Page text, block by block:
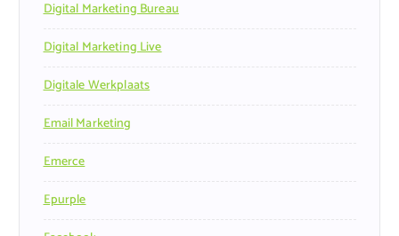
Digital Marketing Bureau
Digital Marketing Live
Digitale Werkplaats
Email Marketing
Emerce
Epurple